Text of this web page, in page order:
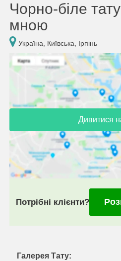
Чорно-біле
мною
Україна, Київська, Ірпінь
Дивитися
Потрібні клієнти?
Галерея Тату: